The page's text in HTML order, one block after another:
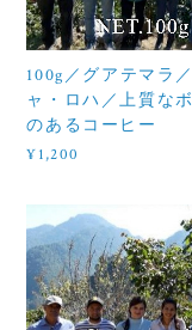
100g／グアテマラ
ャ・ロハ／上質な
のあるコーヒー
¥1,200